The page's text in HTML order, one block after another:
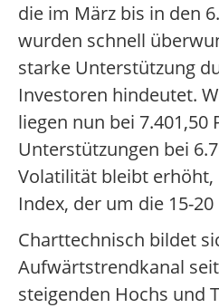
die im März bis in den
wurden schnell
starke Unterstützung
Investoren hindeutet.
liegen nun bei 7.401,50
Unterstützungen bei
Volatilität bleibt erhöht,
Index, der um die 15-
Charttechnisch bildet
Aufwärtstrendkanal
steigenden Hochs und